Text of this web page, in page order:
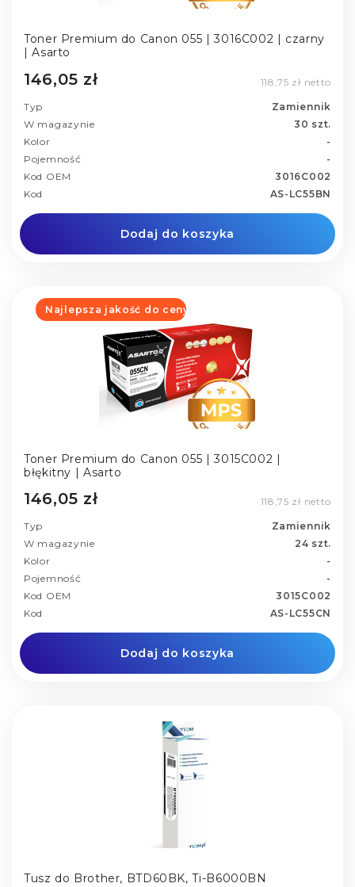
Toner Premium do Canon 055 | 3016C002 | czarny
| Asarto
146,05 zł 118,75 zł netto
Typ
Zamiennik
W magazynie
30 szt.
Kolor
-
Pojemność
-
Kod OEM
3016C002
Kod
AS-LC55BN
Dodaj do koszyka
Najlepsza jakość do ceny
Toner Premium do Canon 055 | 3015C002 |
błękitny | Asarto
146,05 zł 118,75 zł netto
Typ
Zamiennik
W magazynie
24 szt.
Kolor
-
Pojemność
-
Kod OEM
3015C002
Kod
AS-LC55CN
Dodaj do koszyka
Tusz do Brother, BTD60BK, Ti-B6000BN